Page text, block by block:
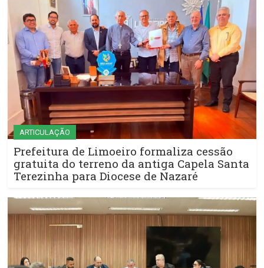
ARTICULAÇÃO
Prefeitura de Limoeiro formaliza cessão
gratuita do terreno da antiga Capela Santa
Terezinha para Diocese de Nazaré